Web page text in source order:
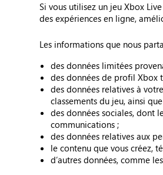
Si vous utilisez un jeu Xbox
des expériences en ligne,
Les informations que nous
des données limitées
des données de profil Xbox
des données relatives à
classements du jeu, ainsi
des données sociales, dont
communications ;
des données relatives aux
le contenu que vous créez,
d’autres données, comme